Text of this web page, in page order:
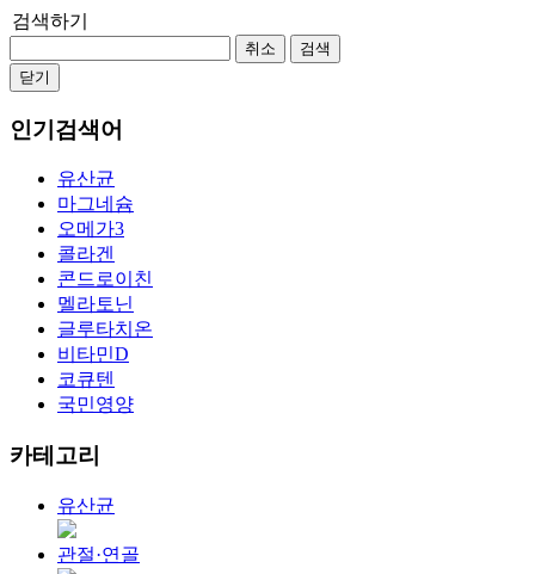
검색하기
취소
검색
닫기
인기검색어
유산균
마그네슘
오메가3
콜라겐
콘드로이친
멜라토닌
글루타치온
비타민D
코큐텐
국민영양
카테고리
유산균
관절·연골